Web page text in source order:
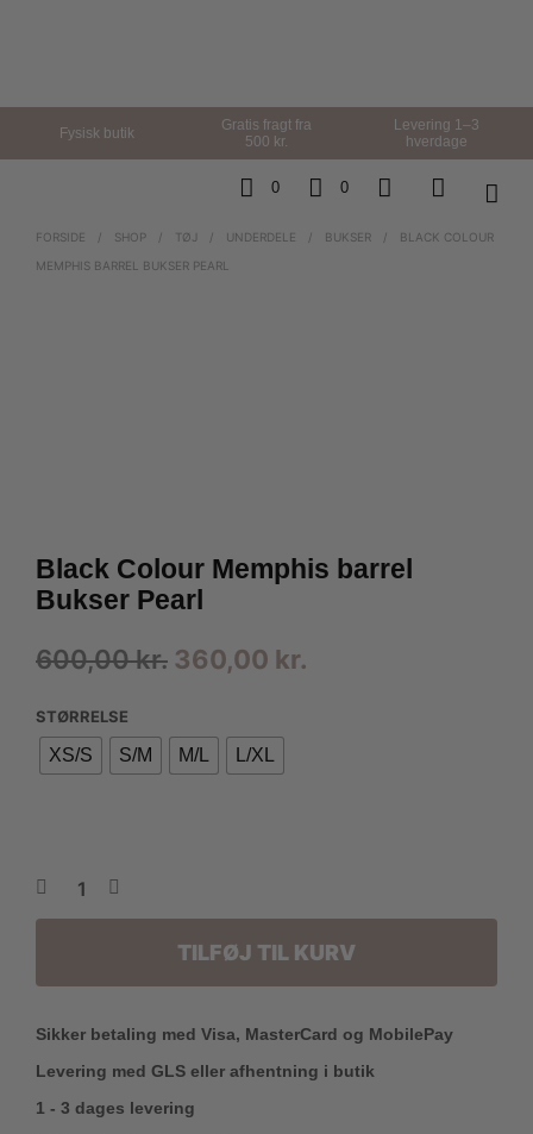
Fysisk butik
Gratis fragt fra
500 kr.
Levering 1–3
hverdage
0 0
FORSIDE / SHOP / TØJ / UNDERDELE / BUKSER /
BLACK COLOUR
MEMPHIS BARREL BUKSER PEARL
Black Colour Memphis barrel
Bukser Pearl
600,00kr. Den
pris
var:
360,00 kr.
STØRRELSE
XS/S S/M M/L L/XL
TILFØJ TIL KURV
Sikker betaling med Visa, MasterCard og MobilePay
Levering med GLS eller afhentning i butik
1 - 3 dages levering